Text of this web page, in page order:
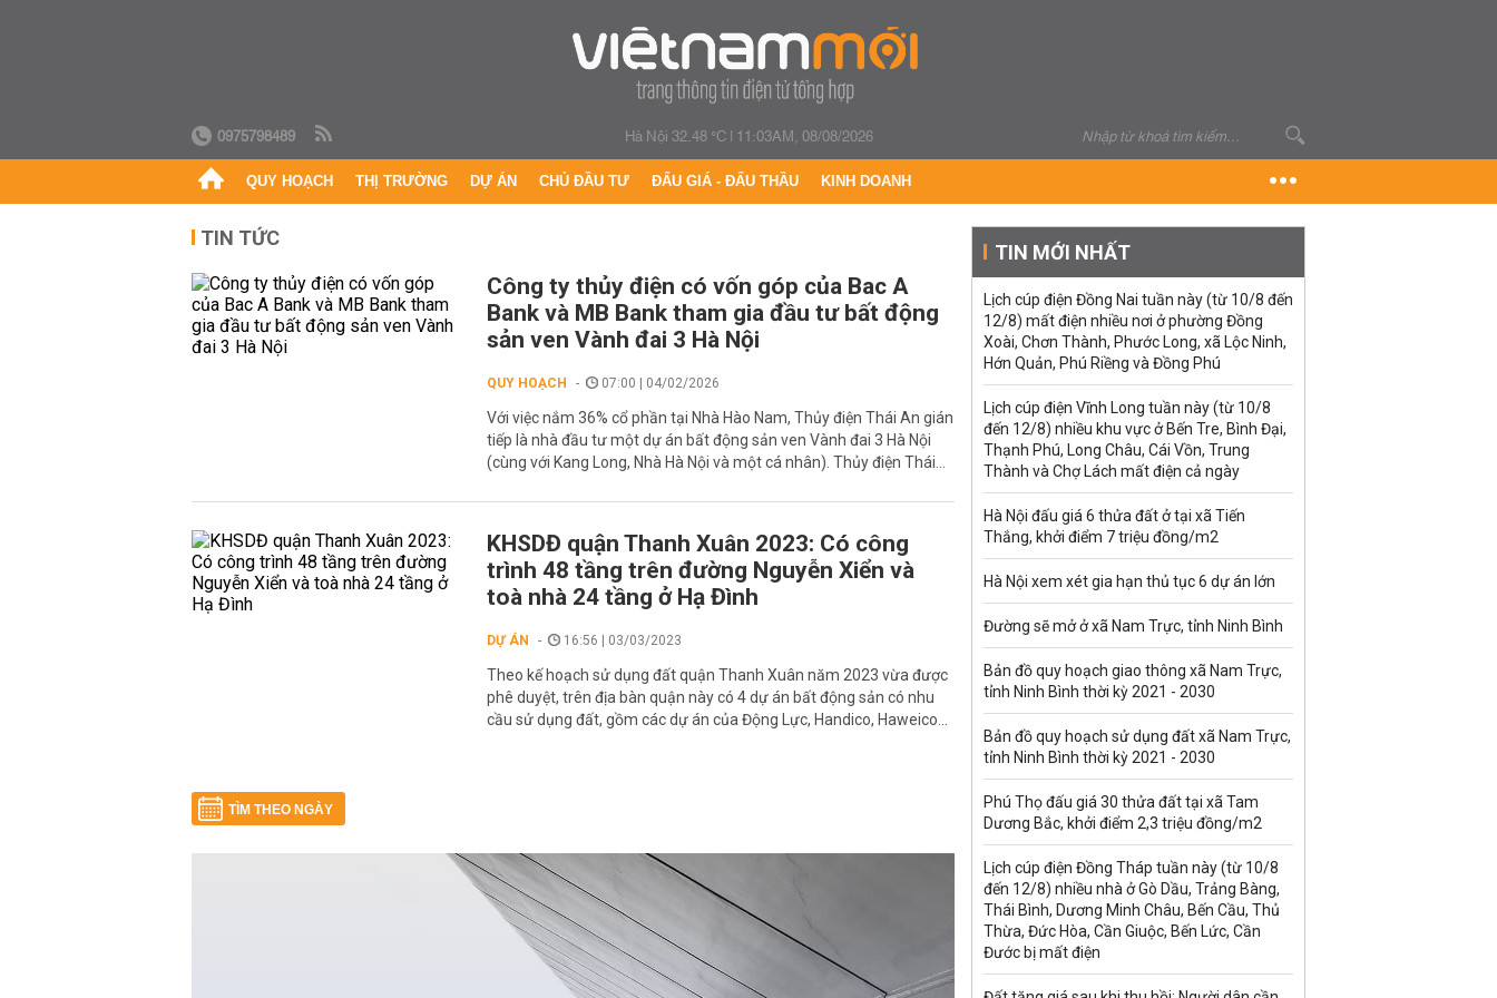
0975798489 Hà Nội 32.48 °C| 11:03AM, 08/08/2026
QUY HOẠCH THỊ TRƯỜNG DỰ ÁN CHỦ ĐẦU TƯ ĐẤU GIÁ - ĐẤU THẦU KINH DOANH
TIN TỨC
Công ty thủy điện có vốn góp của Bac A
Bank và MB Bank tham gia đầu tư bất động
sản ven Vành đai 3 Hà Nội
QUY HOẠCH 07:00 | 04/02/2026
Với việc nắm 36% cổ phần tại Nhà Hào Nam, Thủy điện Thái An gián
tiếp là nhà đầu tư một dự án bất động sản ven Vành đai 3 Hà Nội
(cùng với Kang Long, Nhà Hà Nội và một cá nhân). Thủy điện Thái...
KHSDĐ quận Thanh Xuân 2023: Có công
trình 48 tầng trên đường Nguyễn Xiển và
toà nhà 24 tầng ở Hạ Đình
DỰ ÁN 16:56 | 03/03/2023
Theo kế hoạch sử dụng đất quận Thanh Xuân năm 2023 vừa được
phê duyệt, trên địa bàn quận này có 4 dự án bất động sản có nhu
cầu sử dụng đất, gồm các dự án của Động Lực, Handico, Haweico...
TÌM THEO NGÀY
TIN MỚI NHẤT
Lịch cúp điện Đồng Nai tuần này (từ 10/8 đến
12/8) mất điện nhiều nơi ở phường Đồng
Xoài, Chơn Thành, Phước Long, xã Lộc Ninh,
Hớn Quản, Phú Riềng và Đồng Phú
Lịch cúp điện Vĩnh Long tuần này (từ 10/8
đến 12/8) nhiều khu vực ở Bến Tre, Bình Đại,
Thạnh Phú, Long Châu, Cái Vồn, Trung
Thành và Chợ Lách mất điện cả ngày
Hà Nội đấu giá 6 thửa đất ở tại xã Tiến
Thắng, khởi điểm 7 triệu đồng/m2
Hà Nội xem xét gia hạn thủ tục 6 dự án lớn
Đường sẽ mở ở xã Nam Trực, tỉnh Ninh Bình
Bản đồ quy hoạch giao thông xã Nam Trực,
tỉnh Ninh Bình thời kỳ 2021 - 2030
Bản đồ quy hoạch sử dụng đất xã Nam Trực,
tỉnh Ninh Bình thời kỳ 2021 - 2030
Phú Thọ đấu giá 30 thửa đất tại xã Tam
Dương Bắc, khởi điểm 2,3 triệu đồng/m2
Lịch cúp điện Đồng Tháp tuần này (từ 10/8
đến 12/8) nhiều nhà ở Gò Dầu, Trảng Bàng,
Thái Bình, Dương Minh Châu, Bến Cầu, Thủ
Thừa, Đức Hòa, Cần Giuộc, Bến Lức, Cần
Đước bị mất điện